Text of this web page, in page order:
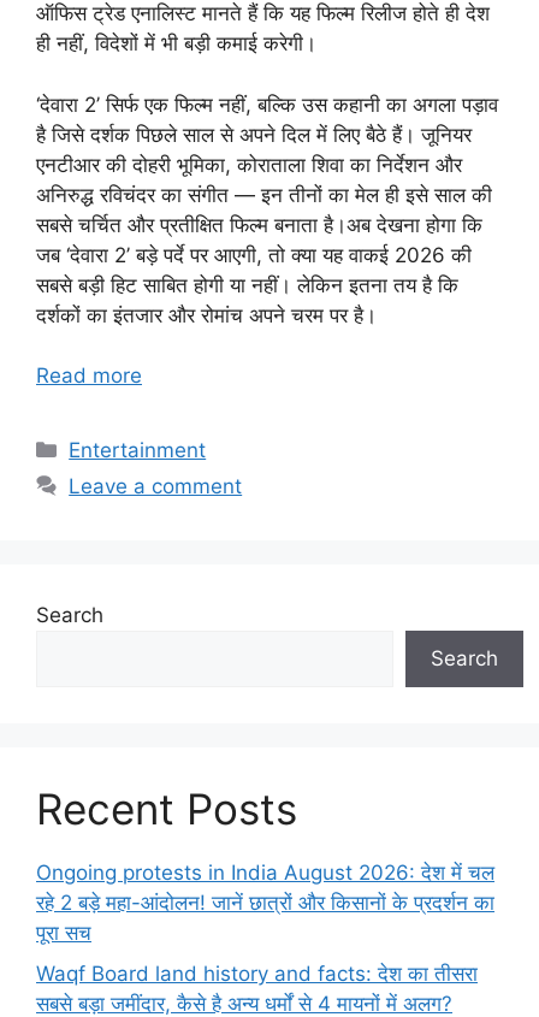
ऑफिस ट्रेड एनालिस्ट मानते हैं कि यह फिल्म रिलीज होते ही देश
ही नहीं, विदेशों में भी बड़ी कमाई करेगी।
‘देवारा 2’ सिर्फ एक फिल्म नहीं, बल्कि उस कहानी का अगला पड़ाव
है जिसे दर्शक पिछले साल से अपने दिल में लिए बैठे हैं। जूनियर
एनटीआर की दोहरी भूमिका, कोराताला शिवा का निर्देशन और
अनिरुद्ध रविचंदर का संगीत — इन तीनों का मेल ही इसे साल की
सबसे चर्चित और प्रतीक्षित फिल्म बनाता है।अब देखना होगा कि
जब ‘देवारा 2’ बड़े पर्दे पर आएगी, तो क्या यह वाकई 2026 की
सबसे बड़ी हिट साबित होगी या नहीं। लेकिन इतना तय है कि
दर्शकों का इंतजार और रोमांच अपने चरम पर है।
Read more
Categories
Entertainment
Leave a comment
Search
Search
Recent Posts
Ongoing protests in India August 2026: देश में चल
रहे 2 बड़े महा-आंदोलन! जानें छात्रों और किसानों के प्रदर्शन का
पूरा सच
Waqf Board land history and facts: देश का तीसरा
सबसे बड़ा जमींदार, कैसे है अन्य धर्मों से 4 मायनों में अलग?